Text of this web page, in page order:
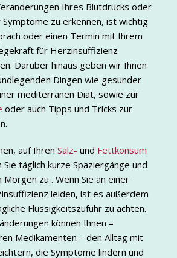
Ihres Blutdrucks oder
zu erkennen, ist wichtig
oder einen Termin mit Ihrem
für Herzinsuffizienz
Darüber hinaus geben wir Ihnen
Dingen wie gesunder
mediterranen Diät, sowie zur
oder auch Tipps und Tricks zur
auf Ihren Salz- und Fettkonsum
Sie täglich kurze Spaziergänge und
zu . Wenn Sie an einer
leiden, ist es außerdem
Flüssigkeitszufuhr zu achten.
können Ihnen –
Medikamenten – den Alltag mit
die Symptome lindern und